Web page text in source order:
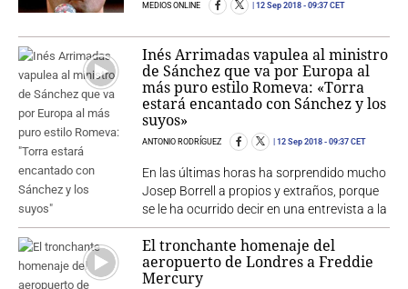
MEDIOS ONLINE 12 Sep 2018 - 09:37 CET
Inés Arrimadas vapulea al ministro
de Sánchez que va por Europa al
más puro estilo Romeva: «Torra
estará encantado con Sánchez y los
suyos»
ANTONIO RODRÍGUEZ 12 Sep 2018 - 09:37 CET
En las últimas horas ha sorprendido mucho
Josep Borrell a propios y extraños, porque
se le ha ocurrido decir en una entrevista a la
El tronchante homenaje del
aeropuerto de Londres a Freddie
Mercury